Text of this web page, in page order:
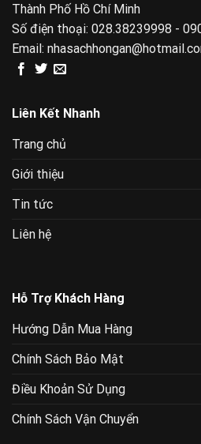
Thành Phố Hồ Chí Minh
Số điện thoại: 028.38239998 -
Email:
Liên Kết Nhanh
Trang chủ
Giới thiệu
Tin tức
Liên hệ
Hỗ Trợ Khách Hàng
Hướng Dẫn Mua Hàng
Chính Sách Bảo Mật
Điều Khoản Sử Dụng
Chính Sách Vận Chuyển